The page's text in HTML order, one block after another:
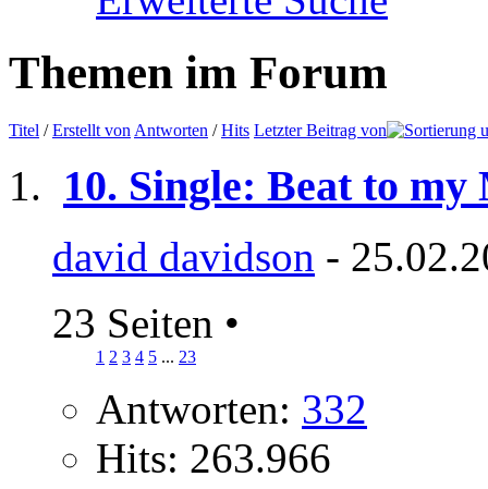
Themen im Forum
Titel /Erstellt von Antworten /Hits Letzter Beitrag von
10. Single: Beat to
david davidson -
23 Seiten •
1 2 3 4 5 ... 23
Antworten: 332
Hits: 263.966